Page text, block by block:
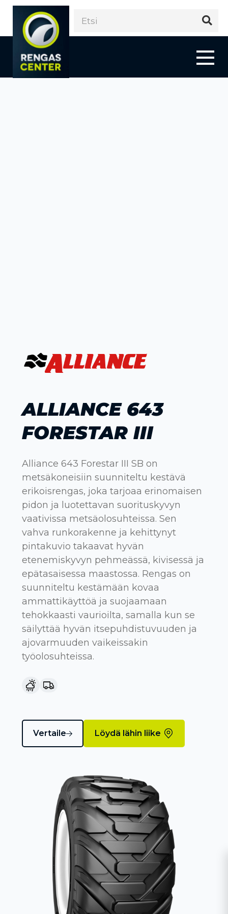
ALLIANCE 643
FORESTAR III
Alliance 643 Forestar III SB on
metsäkoneisiin suunniteltu kestävä
erikoisrengas, joka tarjoaa erinomaisen
pidon ja luotettavan suorituskyvyn
vaativissa metsäolosuhteissa. Sen
vahva runkorakenne ja kehittynyt
pintakuvio takaavat hyvän
etenemiskyvyn pehmeässä, kivisessä ja
epätasaisessa maastossa. Rengas on
suunniteltu kestämään kovaa
ammattikäyttöä ja suojaamaan
tehokkaasti vaurioilta, samalla kun se
säilyttää hyvän itsepuhdistuvuuden ja
ajovarmuuden vaikeissakin
työolosuhteissa.
Vertaile Löydä lähin liike